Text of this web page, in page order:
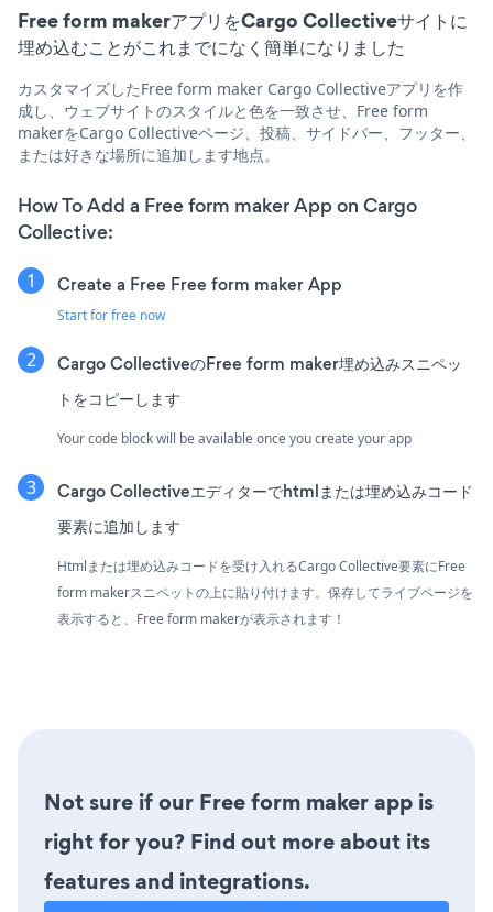
Free form makerアプリをCargo Collectiveサイトに
埋め込むことがこれまでになく簡単になりました
カスタマイズしたFree form maker Cargo Collectiveアプリを作
成し、ウェブサイトのスタイルと色を一致させ、Free form
makerをCargo Collectiveページ、投稿、サイドバー、フッター、
または好きな場所に追加します地点。
How To Add a Free form maker App on Cargo
Collective:
Create a Free Free form maker App
Start for free now
Cargo CollectiveのFree form maker埋め込みスニペッ
トをコピーします
Your code block will be available once you create your app
Cargo Collectiveエディターでhtmlまたは埋め込みコード
要素に追加します
Htmlまたは埋め込みコードを受け入れるCargo Collective要素にFree
form makerスニペットの上に貼り付けます。保存してライブページを
表示すると、Free form makerが表示されます！
Not sure if our Free form maker app is
right for you? Find out more about its
features and integrations.